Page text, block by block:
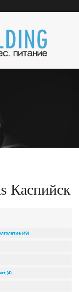
Каспийск